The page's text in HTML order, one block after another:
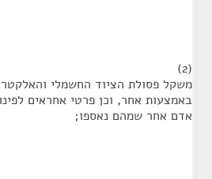
(2)
משקל פסולת הציוד החשמלי
באמצעות אחר, וכן פרטי אחראים
אדם אחר שמהם נאספו;